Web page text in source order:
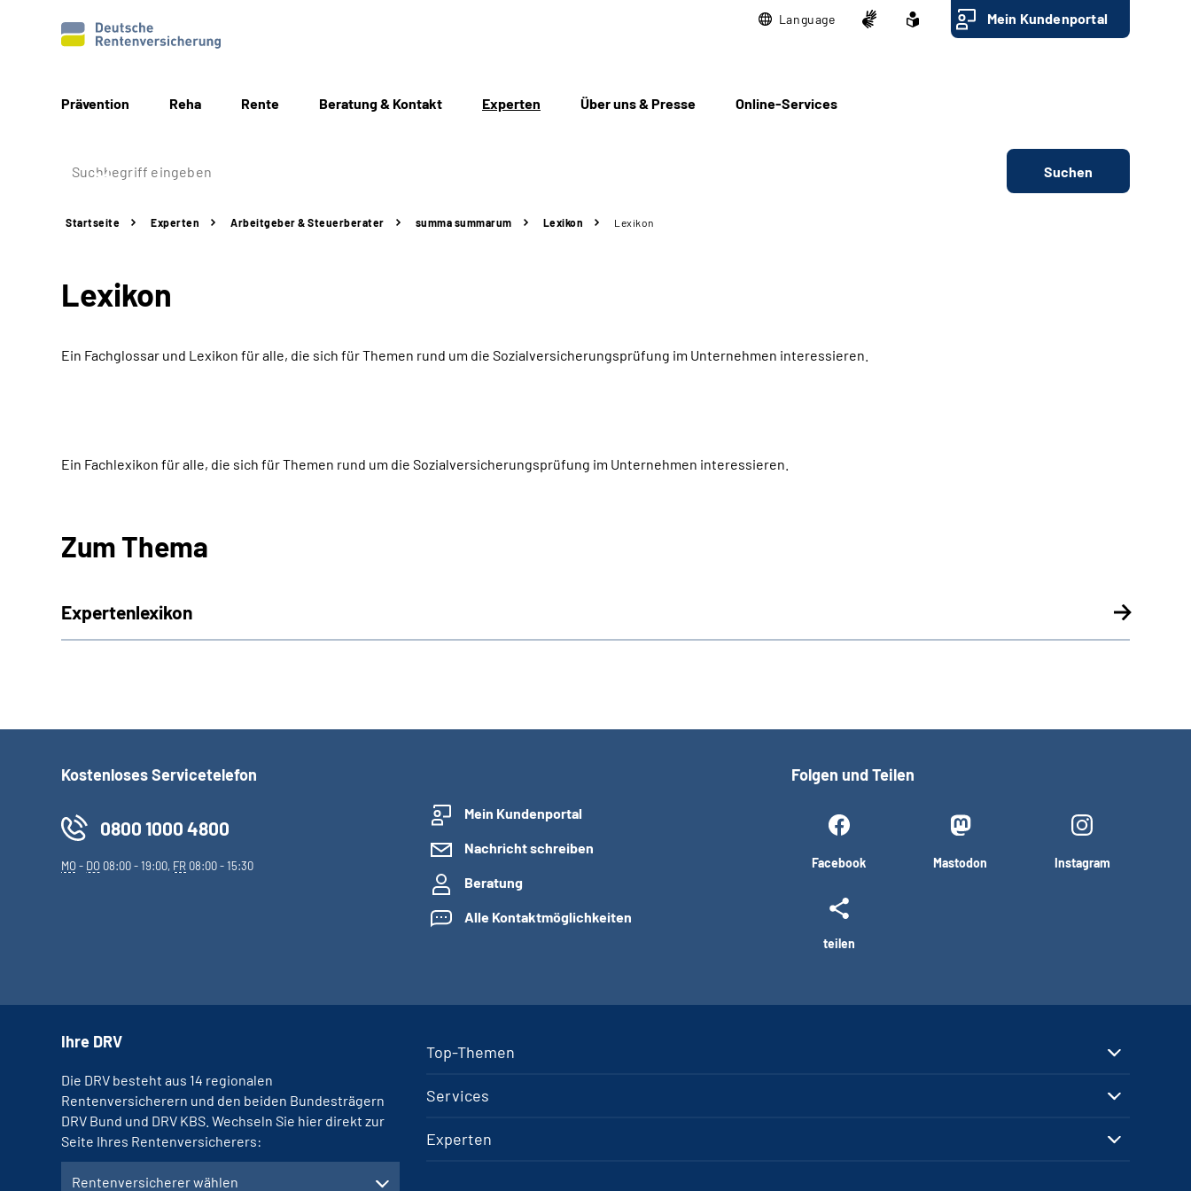
Language Mein Kundenportal
Prävention Reha Rente Beratung & Kontakt Experten Über uns & Presse Online-Services
Suchen
Startseite Experten Arbeitgeber & Steuerberater summa summarum Lexikon Lexikon
Lexikon
Ein Fachglossar und Lexikon für alle, die sich für Themen rund um die Sozialversicherungsprüfung im Unternehmen interessieren.
Ein Fachlexikon für alle, die sich für Themen rund um die Sozialversicherungsprüfung im Unternehmen interessieren.
Zum Thema
Expertenlexikon
Kostenloses Servicetelefon
0800 1000 4800
MO- DO 08:00 - 19:00, FR 08:00 - 15:30
Mein Kundenportal
Nachricht schreiben
Beratung
Alle Kontaktmöglichkeiten
Folgen und Teilen
Facebook Mastodon Instagram
teilen
Top-Themen
Services
Experten
Ihre DRV
Die DRV besteht aus 14 regionalen
Rentenversicherern und den beiden Bundesträgern
DRV Bund und DRV KBS. Wechseln Sie hier direkt zur
Seite Ihres Rentenversicherers:
Rentenversicherer wählen